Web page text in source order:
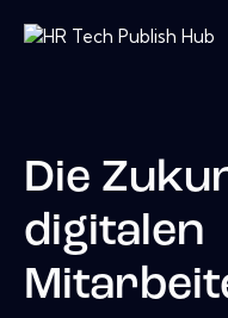
Die
digitalen